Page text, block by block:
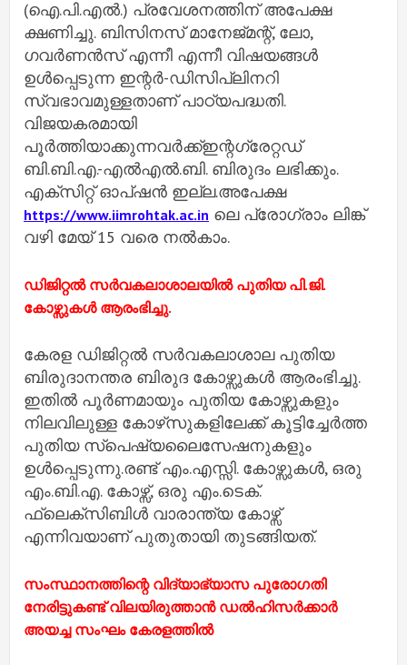
(ഐ.പി.എല്‍.) പ്രവേശനത്തിന് അപേക്ഷ
ക്ഷണിച്ചു. ബിസിനസ് മാനേജ്മന്റ്, ലോ,
ഗവര്‍ണന്‍സ് എന്നീ എന്നീ വിഷയങ്ങള്‍
ഉള്‍പ്പെടുന്ന ഇന്റര്‍-ഡിസിപ്ലിനറി
സ്വഭാവമുള്ളതാണ് പാഠ്യപദ്ധതി.
വിജയകരമായി
പൂര്‍ത്തിയാക്കുന്നവര്‍ക്ക്ഇന്റഗ്രേറ്റഡ്
ബി.ബി.എ.-എല്‍എല്‍.ബി. ബിരുദം ലഭിക്കും.
എക്‌സിറ്റ് ഓപ്ഷന്‍ ഇല്ല.അപേക്ഷ
https://www.iimrohtak.ac.in ലെ പ്രോഗ്രാം ലിങ്ക്
വഴി മേയ് 15 വരെ നല്‍കാം.
ഡിജിറ്റല്‍ സര്‍വകലാശാലയില്‍ പുതിയ പി.ജി.
കോഴ്സുകള്‍ ആരംഭിച്ചു.
കേരള ഡിജിറ്റല്‍ സര്‍വകലാശാല പുതിയ
ബിരുദാനന്തര ബിരുദ കോഴ്സുകള്‍ ആരംഭിച്ചു.
ഇതില്‍ പൂര്‍ണമായും പുതിയ കോഴ്സുകളും
നിലവിലുള്ള കോഴ്‌സുകളിലേക്ക് കൂട്ടിച്ചേര്‍ത്ത
പുതിയ സ്പെഷ്യലൈസേഷനുകളും
ഉള്‍പ്പെടുന്നു.രണ്ട് എം.എസ്സി. കോഴ്സുകള്‍, ഒരു
എം.ബി.എ. കോഴ്സ്, ഒരു എം.ടെക്.
ഫ്‌ലെക്സിബിള്‍ വാരാന്ത്യ കോഴ്സ്
എന്നിവയാണ് പുതുതായി തുടങ്ങിയത്.
സംസ്ഥാനത്തിന്റെ വിദ്യാഭ്യാസ പുരോഗതി
നേരിട്ടുകണ്ട് വിലയിരുത്താൻ ഡൽഹിസർക്കാർ
അയച്ച സംഘം കേരളത്തിൽ